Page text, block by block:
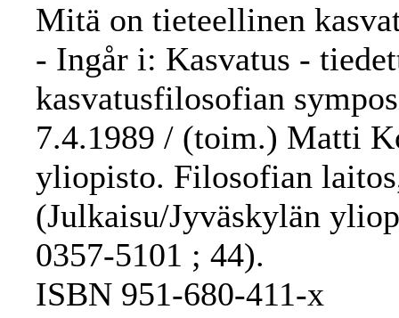
Mitä on tieteellinen
- Ingår i: Kasvatus -
kasvatusfilosofian
7.4.1989 / (toim.) Matti
yliopisto. Filosofian
(Julkaisu/Jyväskylän
0357-5101 ; 44).
ISBN 951-680-411-x